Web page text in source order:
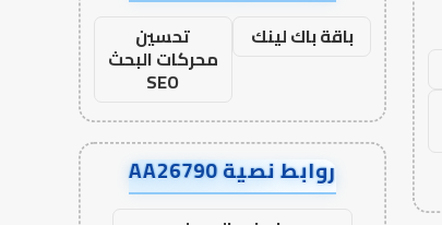
باقة باك لينك تحسين
محركات البحث
SEO
روابط نصية AA26790